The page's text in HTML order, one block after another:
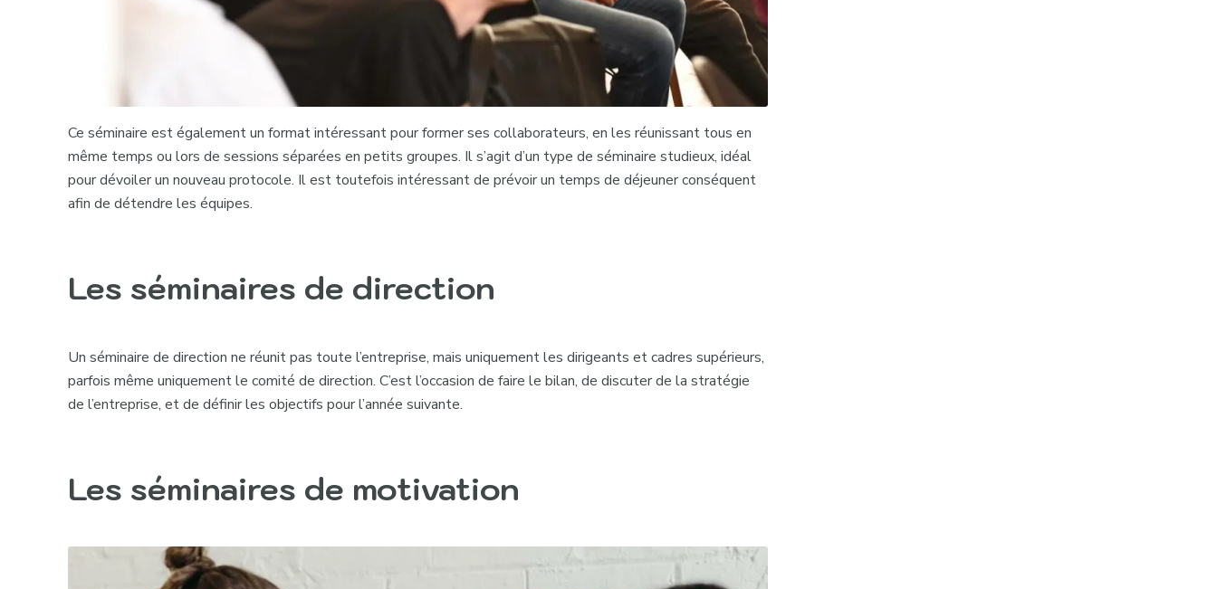
Ce séminaire est également un format intéressant pour former ses collaborateurs, en les réunissant tous en
même temps ou lors de sessions séparées en petits groupes. Il s’agit d’un type de séminaire studieux, idéal
pour dévoiler un nouveau protocole. Il est toutefois intéressant de prévoir un temps de déjeuner conséquent
afin de détendre les équipes.
Les séminaires de direction
Unséminaire de direction ne réunit pas toute l’entreprise, mais uniquement les dirigeants et cadres supérieurs,
parfois même uniquement lecomité de direction. C’est l’occasion de faire le bilan, de discuter de la stratégie
de l’entreprise, et de définir les objectifs pour l’année suivante.
Les séminaires de motivation